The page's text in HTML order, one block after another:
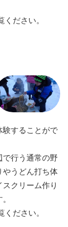
ください。
験することがで
で行う通常の野
やうどん打ち体
クリーム作り
ください。